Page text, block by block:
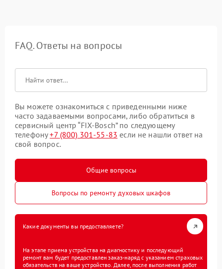
FAQ. Ответы на вопросы
Вы можете ознакомиться с приведенными ниже
часто задаваемыми вопросами, либо обратиться в
сервисный центр “FIX-Bosch” по следующему
телефону+7 (800) 301-55-83 если не нашли ответ на
свой вопрос.
Общие вопросы
Вопросы по ремонту духовых шкафов
Какие документы вы предоставляете?
На этапе приема устройства на диагностику и последующий
ремонт вам будет предоставлен заказ-наряд с указанием страховых
обязательств на ваше устройство. Далее, после выполнения работ